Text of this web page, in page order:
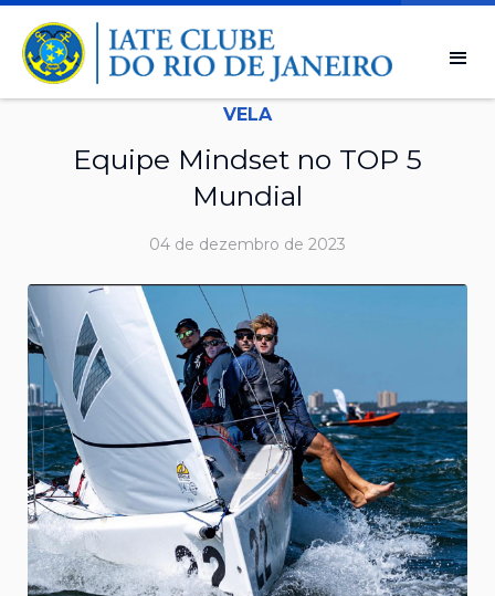
VELA
Equipe Mindset no TOP 5
Mundial
04 de dezembro de 2023